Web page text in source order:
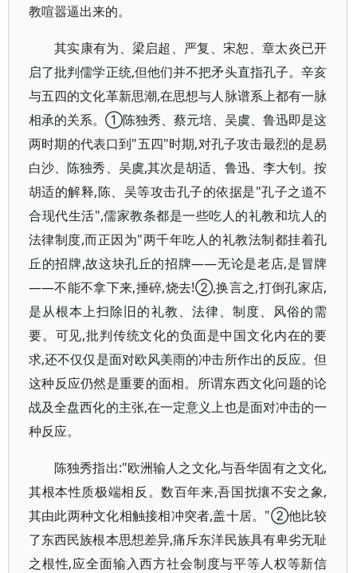
教喧嚣逼出来的。
其实康有为、梁启超、严复、宋恕、章太炎已开
启了批判儒学正统,但他们并不把矛头直指孔子。辛亥
与五四的文化革新思潮,在思想与人脉谱系上都有一脉
相承的关系。①陈独秀、蔡元培、吴虞、鲁迅即是这
两时期的代表口到"五四"时期,对孔子攻击最烈的是易
白沙、陈独秀、吴虞,其次是胡适、鲁迅、李大钊。按
胡适的解释,陈、吴等攻击孔子的依据是"孔子之道不
合现代生活",儒家教条都是一些吃人的礼教和坑人的
法律制度,而正因为"两千年吃人的礼教法制都挂着孔
丘的招牌,故这块孔丘的招牌——无论是老店,是冒牌
——不能不拿下来,捶碎,烧去!②,换言之,打倒孔家店,
是从根本上扫除旧的礼教、法律、制度、风俗的需
要。可见,批判传统文化的负面是中国文化内在的要
求,还不仅仅是面对欧风美雨的冲击所作出的反应。但
这种反应仍然是重要的面相。所谓东西文化问题的论
战及全盘西化的主张,在一定意义上也是面对冲击的一
种反应。
陈独秀指出:"欧洲输人之文化,与吾华固有之文化,
其根本性质极端相反。数百年来,吾国扰攘不安之象,
其由此两种文化相触接相冲突者,盖十居。"②他比较
了东西民族根本思想差异,痛斥东洋民族具有卑劣无耻
之根性,应全面输入西方社会制度与平等人权等新信